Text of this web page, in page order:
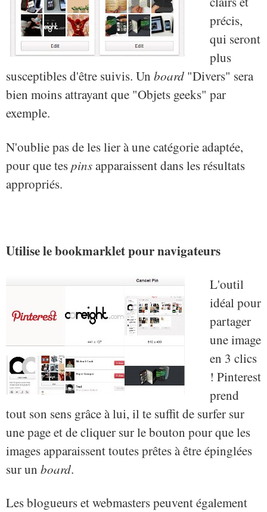
précis,
qui seront
plus
susceptibles d'être suivis. Un board "Divers" sera
bien moins attrayant que "Objets geeks" par
exemple.
N'oublie pas de les lier à une catégorie adaptée,
pour que tes pinsapparaissent dans les résultats
appropriés.
Utilise le bookmarklet pour navigateurs
L'outil
idéal pour
partager
une image
en 3 clics
! Pinterest
prend
tout son sens grâce à lui, il te suffit de surfer sur
une page et de cliquer sur le bouton pour que les
images apparaissent toutes prêtes à être épinglées
sur un board.
Les blogueurs et webmasters peuvent également